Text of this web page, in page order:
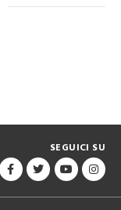
SEGUICI SU